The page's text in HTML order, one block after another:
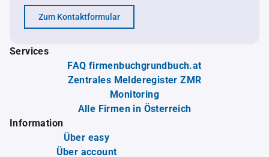
Zum Kontaktformular
Services
FAQ firmenbuchgrundbuch.at
Zentrales Melderegister ZMR
Monitoring
Alle Firmen in Österreich
Information
Über easy
Über account